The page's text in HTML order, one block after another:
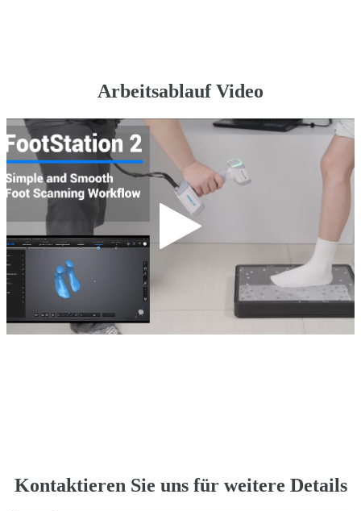
Arbeitsablauf Video
Kontaktieren Sie uns für weitere Details